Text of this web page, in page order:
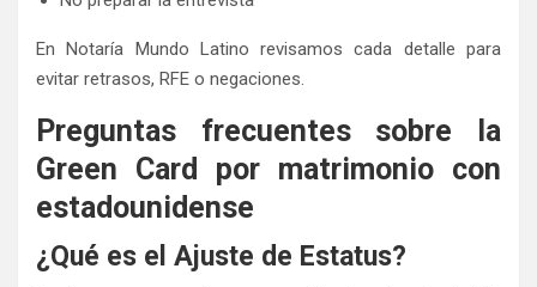
En Notaría Mundo Latino revisamos cada detalle para
evitar retrasos, RFE o negaciones.
Preguntas frecuentes sobre la
Green Card por matrimonio con
estadounidense
¿Qué es el Ajuste de Estatus?